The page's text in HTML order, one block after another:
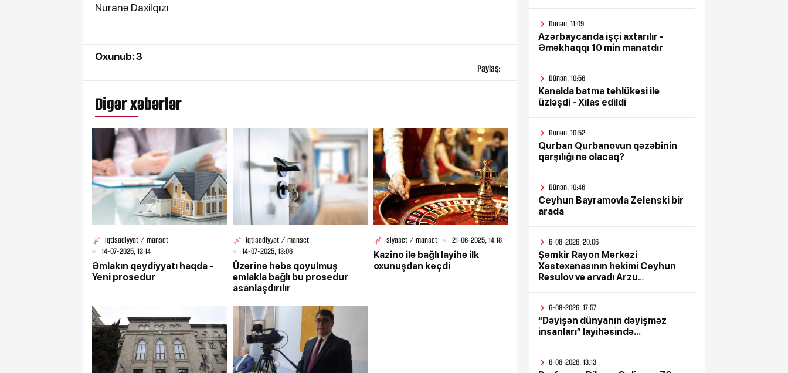
Nuranə Daxilqızı
Oxunub: 3
Paylaş:
Digər xəbərlər
iqtisadiyyat / manset
14-07-2025, 13:14
Əmlakın qeydiyyatı haqda -
Yeni prosedur
iqtisadiyyat / manset
14-07-2025, 13:06
Üzərinə həbs qoyulmuş
əmlakla bağlı bu prosedur
asanlaşdırılır
siyaset / manset
21-06-2025, 14:18
Kazino ilə bağlı layihə ilk
oxunuşdan keçdi
Dünən, 11:09
Azərbaycanda işçi axtarılır -
Əməkhaqqı 10 min manatdır
Dünən, 10:56
Kanalda batma təhlükəsi ilə
üzləşdi - Xilas edildi
Dünən, 10:52
Qurban Qurbanovun qəzəbinin
qarşılığı nə olacaq?
Dünən, 10:46
Ceyhun Bayramovla Zelenski bir
arada
6-08-2026, 20:06
Şəmkir Rayon Mərkəzi
Xəstəxanasının həkimi Ceyhun
Rəsulov və arvadı Arzu
ölümü ilə bağlı Şəmkir rayon
prokrurluğunda araşdırma
aparılır
6-08-2026, 17:57
“Dəyişən dünyanın dəyişməz
insanları” layihəsində...
6-08-2026, 13:13